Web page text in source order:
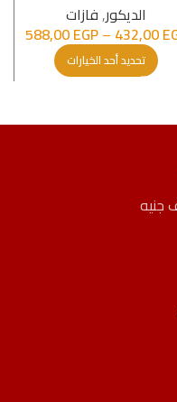
الدیكور,فازات
432,00
–
588,00EGP
تحديد أحد الخيارات